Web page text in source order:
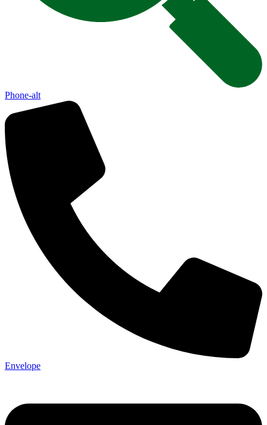
Phone-alt
Envelope